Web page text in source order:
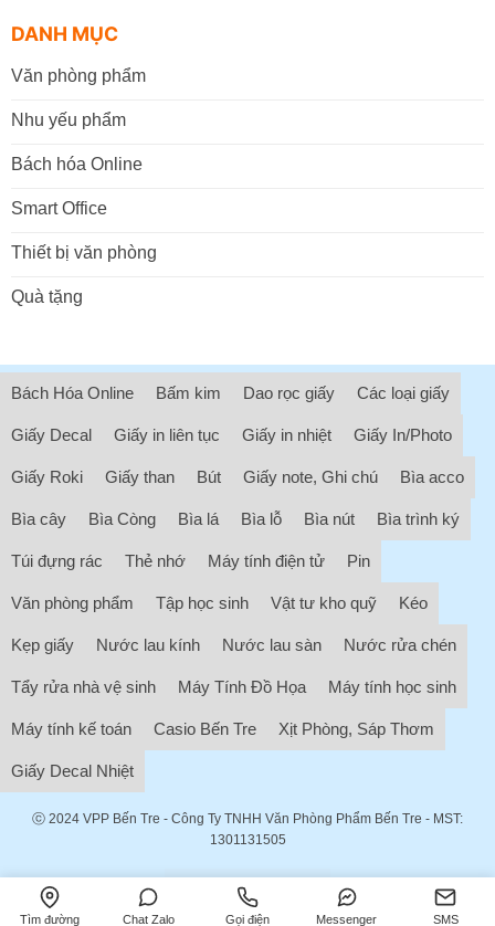
DANH MỤC
Văn phòng phẩm
Nhu yếu phẩm
Bách hóa Online
Smart Office
Thiết bị văn phòng
Quà tặng
Bách Hóa Online Bấm kim Dao rọc giấy Các loại giấy
Giấy Decal Giấy in liên tục Giấy in nhiệt Giấy In/Photo
Giấy Roki Giấy than Bút Giấy note, Ghi chú Bìa acco
Bìa cây Bìa Còng Bìa lá Bìa lỗ Bìa nút Bìa trình ký
Túi đựng rác Thẻ nhớ Máy tính điện tử Pin
Văn phòng phẩm Tập học sinh Vật tư kho quỹ Kéo
Kẹp giấy Nước lau kính Nước lau sàn Nước rửa chén
Tẩy rửa nhà vệ sinh Máy Tính Đồ Họa Máy tính học sinh
Máy tính kế toán Casio Bến Tre Xịt Phòng, Sáp Thơm
Giấy Decal Nhiệt
ⓒ 2024 VPP Bến Tre - Công Ty TNHH Văn Phòng Phẩm Bến Tre - MST:
1301131505
Tìm đường Chat Zalo Gọi điện Messenger SMS